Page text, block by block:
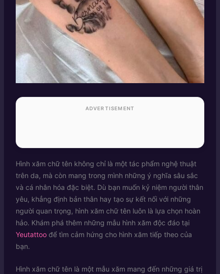
ADVERTISEMENT
Hình xăm chữ tên không chỉ là một tác phẩm nghệ thuật
trên da, mà còn mang trong mình những ý nghĩa sâu sắc
và cá nhân hóa đặc biệt. Dù bạn muốn kỷ niệm người thân
yêu, khẳng định bản thân hay tạo sự kết nối với những
người quan trọng, hình xăm chữ tên luôn là lựa chọn hoàn
hảo. Khám phá thêm những mẫu hình xăm độc đáo tại
Yeutattoođể tìm cảm hứng cho hình xăm tiếp theo của
bạn.
Hình xăm chữ tên là một mẫu xăm mang đến những giá trị